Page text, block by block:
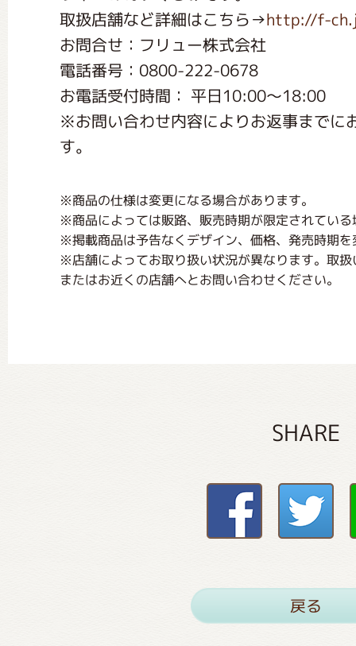
取扱店舗など詳細はこちら→http://f-
お問合せ：フリュー株式会社
電話番号：0800-222-0678
お電話受付時間： 平日10:00～18:00
※お問い合わせ内容によりお返事までに
す。
※商品の仕様は変更になる場合があります。
※商品によっては販路、販売時期が限定されてい
※掲載商品は予告なくデザイン、価格、発売時期
※店舗によってお取り扱い状況が異なります。取
またはお近くの店舗へとお問い合わせください。
SHARE
戻る
くまのがっこう 家庭科部